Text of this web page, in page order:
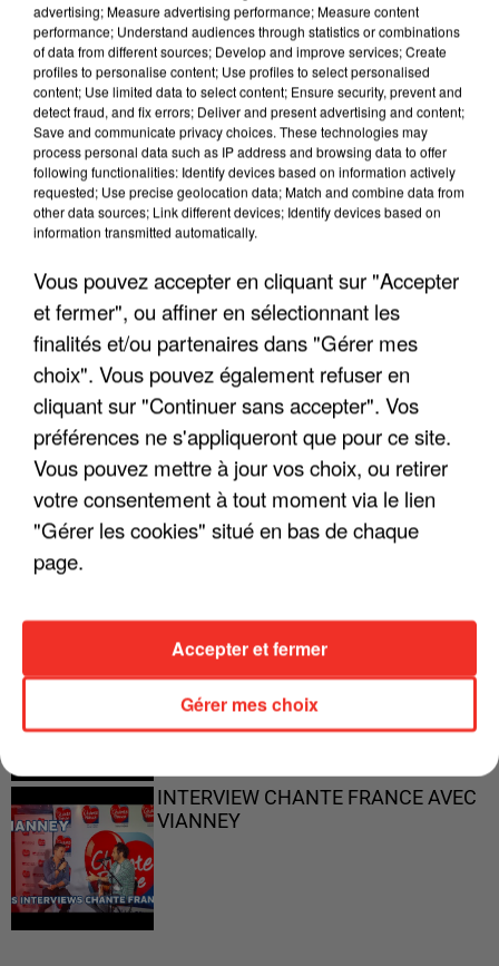
LES INTERVIEWS CHANTE
FRANCE
Voir plus
"JE SUIS À DISPOSITION DES
ENFOIRÉS"
"ON A TOUS LE TRAC"
"ON N'EST PAS DES PARENTS
PARFAITS"
"JE RESPIRE MIEUX SUR SCÈNE" -
CALOGERO
INTERVIEW CHANTE FRANCE AVEC
VIANNEY
advertising; Measure advertising performance; Measure content
performance; Understand audiences through statistics or combinations
of data from different sources; Develop and improve services; Create
profiles to personalise content; Use profiles to select personalised
content; Use limited data to select content; Ensure security, prevent and
detect fraud, and fix errors; Deliver and present advertising and content;
Save and communicate privacy choices. These technologies may
process personal data such as IP address and browsing data to offer
following functionalities: Identify devices based on information actively
requested; Use precise geolocation data; Match and combine data from
other data sources; Link different devices; Identify devices based on
information transmitted automatically.
Vous pouvez accepter en cliquant sur "Accepter
et fermer", ou affiner en sélectionnant les
finalités et/ou partenaires dans "Gérer mes
choix". Vous pouvez également refuser en
cliquant sur "Continuer sans accepter". Vos
préférences ne s'appliqueront que pour ce site.
Vous pouvez mettre à jour vos choix, ou retirer
votre consentement à tout moment via le lien
"Gérer les cookies" situé en bas de chaque
page.
Gérer mes choix
Accepter et fermer